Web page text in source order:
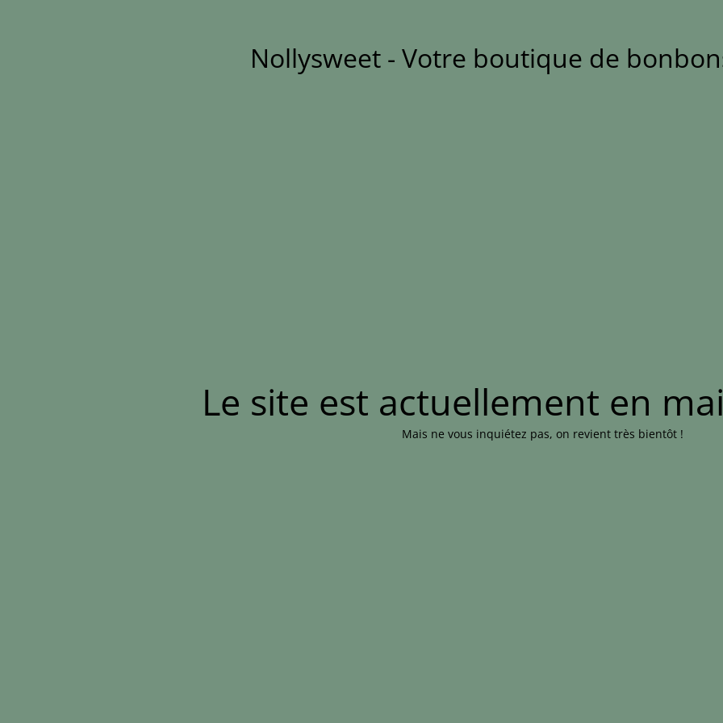
Nollysweet - Votre boutique de
Le site est actuellement en
Mais ne vous inquiétez pas, on revient très bientôt !